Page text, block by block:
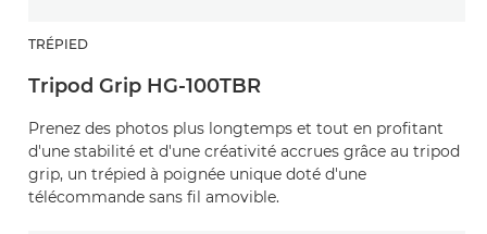
TRÉPIED
Tripod Grip HG-100TBR
Prenez des photos plus longtemps et tout en profitant
d'une stabilité et d'une créativité accrues grâce au tripod
grip, un trépied à poignée unique doté d'une
télécommande sans fil amovible.